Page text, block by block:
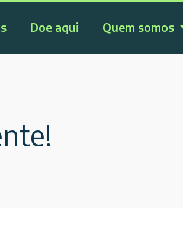
Doe aqui Quem somos